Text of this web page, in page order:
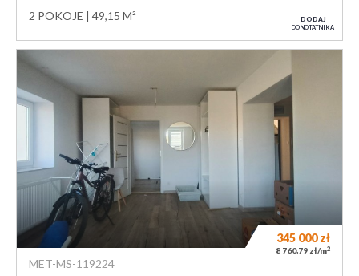
2 POKOJE 49,15 M² DODAJ
DO NOTATNIKA
MET-MS-119224
345 000zł
8 760,79 zł/m2